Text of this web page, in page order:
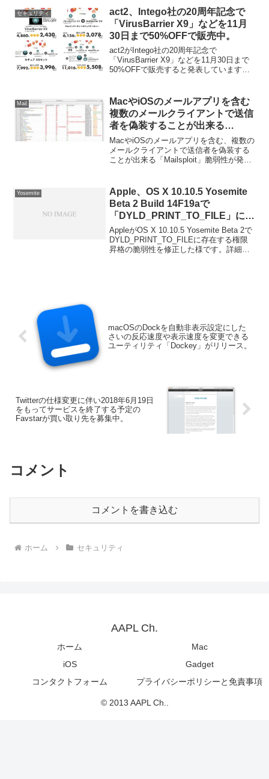
セキュリティ
act2、Intego社の20周年記念で
「VirusBarrier X9」などを11月
30日まで50%OFFで販売中。
act2がIntego社の20周年記念で
「VirusBarrier X9」などを11月30日まで
50%OFFで販売すると発表しています。
Mail
MacやiOSのメールアプリを含む
複数のメールクライアントで送信
者を偽装することが出来る
「Mailsploit」脆弱性が発見され
る。
MacやiOSのメールアプリを含む、複数の
メールクライアントで送信者を偽装する
ことが出来る「Mailsploit」脆弱性が発見
Yosemite
Apple、OS X 10.10.5 Yosemite
Beta 2 Build 14F19aで
「DYLD_PRINT_TO_FILE」に存
在する権限昇格の脆弱性を修正。
AppleがOS X 10.10.5 Yosemite Beta 2で
DYLD_PRINT_TO_FILEに存在する権限
昇格の脆弱性を修正した様です。詳細は
macOSのDockを自動非表示設定にした
さいの反応速度や表示速度を変更できる
ユーティリティ「Dockey」がリリース。
Twitterの仕様変更に伴い2018年6月19日
をもってサービスを終了する予定の
Favstarが買い取り先を募集中。
コメント
コメントを書き込む
ホーム セキュリティ
AAPL Ch.
ホーム
Mac
iOS
Gadget
コンタクトフォーム
プライバシーポリシーと免責事項
© 2013 AAPL Ch..